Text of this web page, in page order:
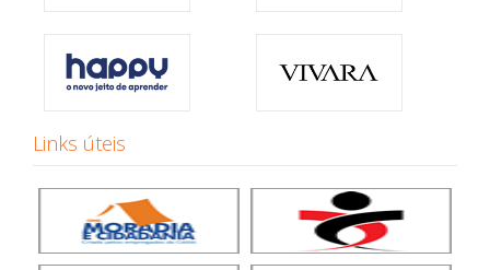
Links úteis